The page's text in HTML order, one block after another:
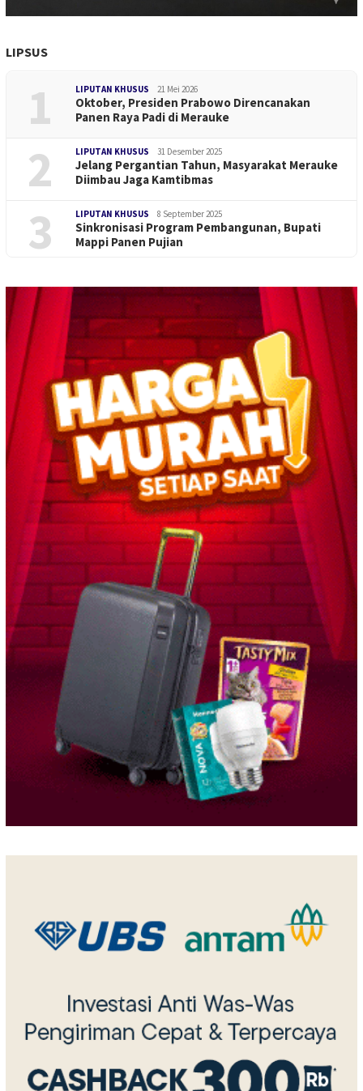
LIPSUS
1 LIPUTAN KHUSUS 21 Mei 2026
Oktober, Presiden Prabowo Direncanakan
Panen Raya Padi di Merauke
2 LIPUTAN KHUSUS 31 Desember 2025
Jelang Pergantian Tahun, Masyarakat Merauke
Diimbau Jaga Kamtibmas
3 LIPUTAN KHUSUS 8 September 2025
Sinkronisasi Program Pembangunan, Bupati
Mappi Panen Pujian